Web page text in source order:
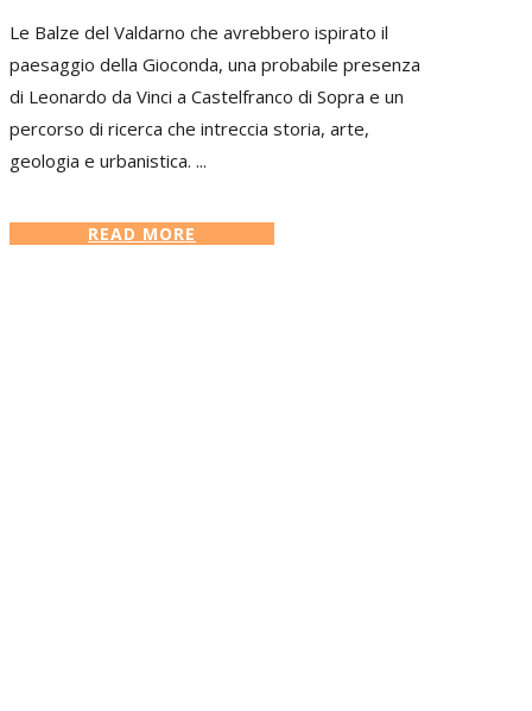
Le Balze del Valdarno che avrebbero ispirato il
paesaggio della Gioconda, una probabile presenza
di Leonardo da Vinci a Castelfranco di Sopra e un
percorso di ricerca che intreccia storia, arte,
geologia e urbanistica. ...
READ MORE